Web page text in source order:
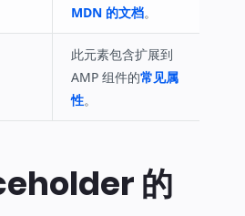
MDN 的文档。
此元素包含扩展到
AMP 组件的常见属
性。
的